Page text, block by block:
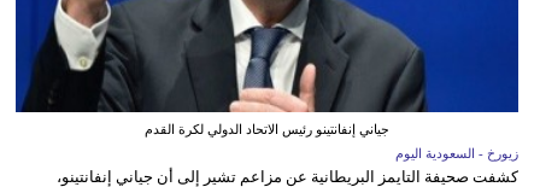
جياني إنفانتينو رئيس الاتحاد الدولي لكرة القدم
زيورخ - السعودية اليوم
كشفت صحيفة التايمز البريطانية عن مزاعم تشير إلى أن جياني إنفانتينو،